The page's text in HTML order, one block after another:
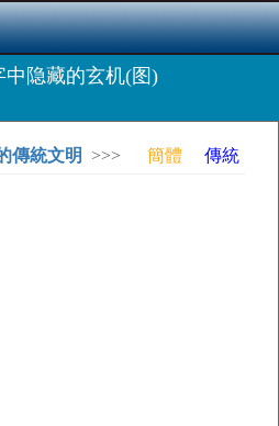
中隐藏的玄机(图)
傳統文明 >>> 簡體 傳統